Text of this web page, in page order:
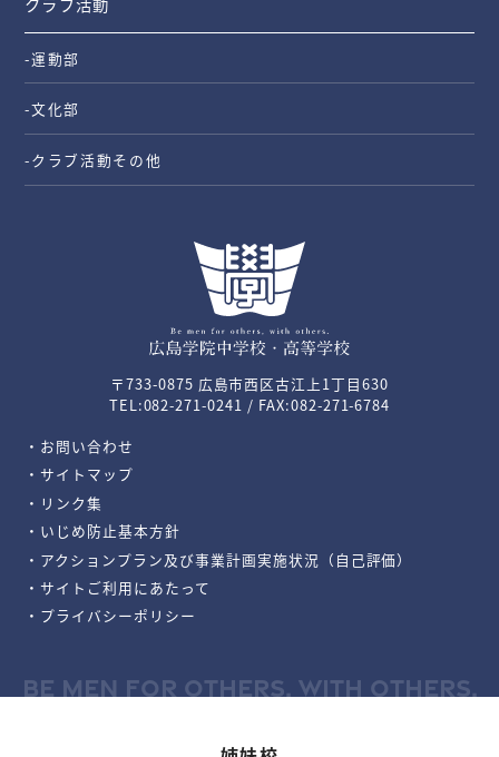
〒733-0875 広島市西区古江上1丁目630
TEL:082-271-0241 / FAX:082-271-6784
・お問い合わせ
・サイトマップ
・リンク集
・いじめ防止基本方針
・アクションプラン及び事業計画実施状況（自己評価）
・サイトご利用にあたって
・プライバシーポリシー
-運動部
-文化部
-クラブ活動その他
BE MEN FOR OTHERS, WITH OTHERS.